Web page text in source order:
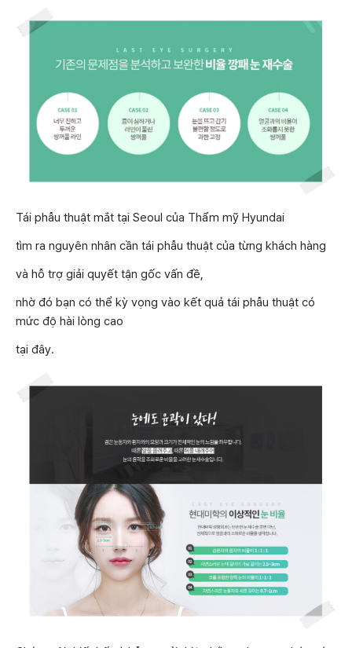
Tái phẫu thuật mắt tại Seoul của Thẩm mỹ Hyundai
tìm ra nguyên nhân cần tái phẫu thuật của từng khách hàng
và hỗ trợ giải quyết tận gốc vấn đề,
nhờ đó bạn có thể kỳ vọng vào kết quả tái phẫu thuật có
mức độ hài lòng cao
tại đây.